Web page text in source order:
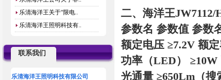
乐清海洋王关于“限电..
乐清海洋王照明科技有..
联系我们
乐清海洋王照明科技有限公司
二、海洋王
参数名 参数值 参数
额定电压 ≥7.2V 额
功率（LED） ≥10W
光通量 ≥650Lm（